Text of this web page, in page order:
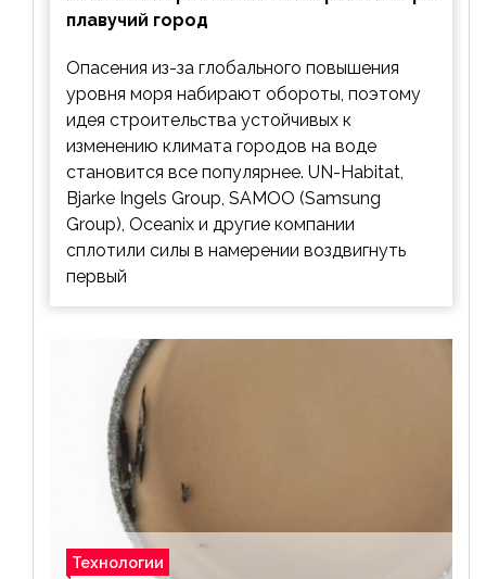
плавучий город
Опасения из-за глобального повышения
уровня моря набирают обороты, поэтому
идея строительства устойчивых к
изменению климата городов на воде
становится все популярнее. UN-Habitat,
Bjarke Ingels Group, SAMOO (Samsung
Group), Oceanix и другие компании
сплотили силы в намерении воздвигнуть
первый
Технологии